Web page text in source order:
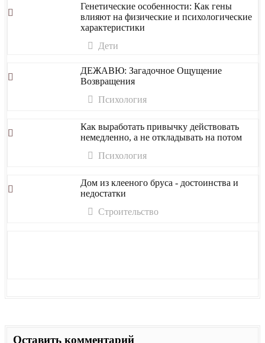
Генетические особенности: Как гены
влияют на физические и психологические
характеристики
Дети
ДЕЖАВЮ: Загадочное Ощущение
Возвращения
Психология
Как выработать привычку действовать
немедленно, а не откладывать на потом
Психология
Дом из клееного бруса - достоинства и
недостатки
Строительство
Оставить комментарий